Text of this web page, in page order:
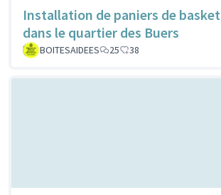
Installation de paniers de basket
dans le quartier des Buers
BOITESAIDEES 25 38